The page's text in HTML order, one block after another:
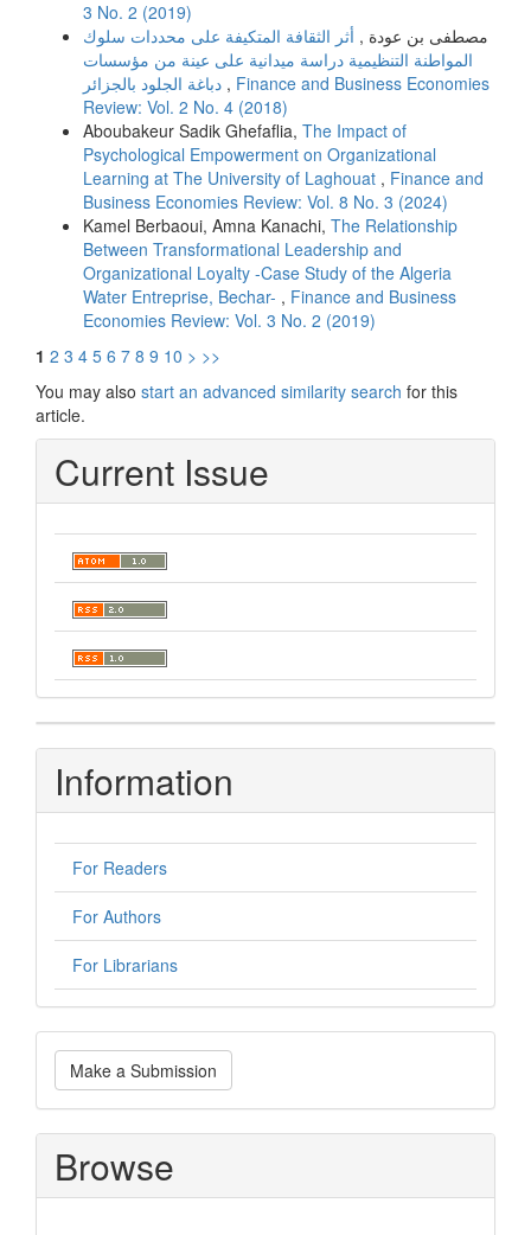
3 No. 2 (2019)
مصطفى بن عودة , أثر الثقافة المتكیفة على محددات سلوك
المواطنة التنظیمیة دراسة میدانیة على عینة من مؤسسات
, Finance and Business Economies
Review: Vol. 2 No. 4 (2018)
Aboubakeur Sadik Ghefaflia, The Impact of
Psychological Empowerment on Organizational
Learning at The University of Laghouat , Finance and
Business Economies Review: Vol. 8 No. 3 (2024)
Kamel Berbaoui, Amna Kanachi, The Relationship
Between Transformational Leadership and
Organizational Loyalty -Case Study of the Algeria
Water Entreprise, Bechar- , Finance and Business
Economies Review: Vol. 3 No. 2 (2019)
1 2 3 4 5 6 7 8 9 10 > >>
You may also start an advanced similarity search for this
article.
Current Issue
Information
For Readers
For Authors
For Librarians
Make
a
Submission
Make a Submission
Browse